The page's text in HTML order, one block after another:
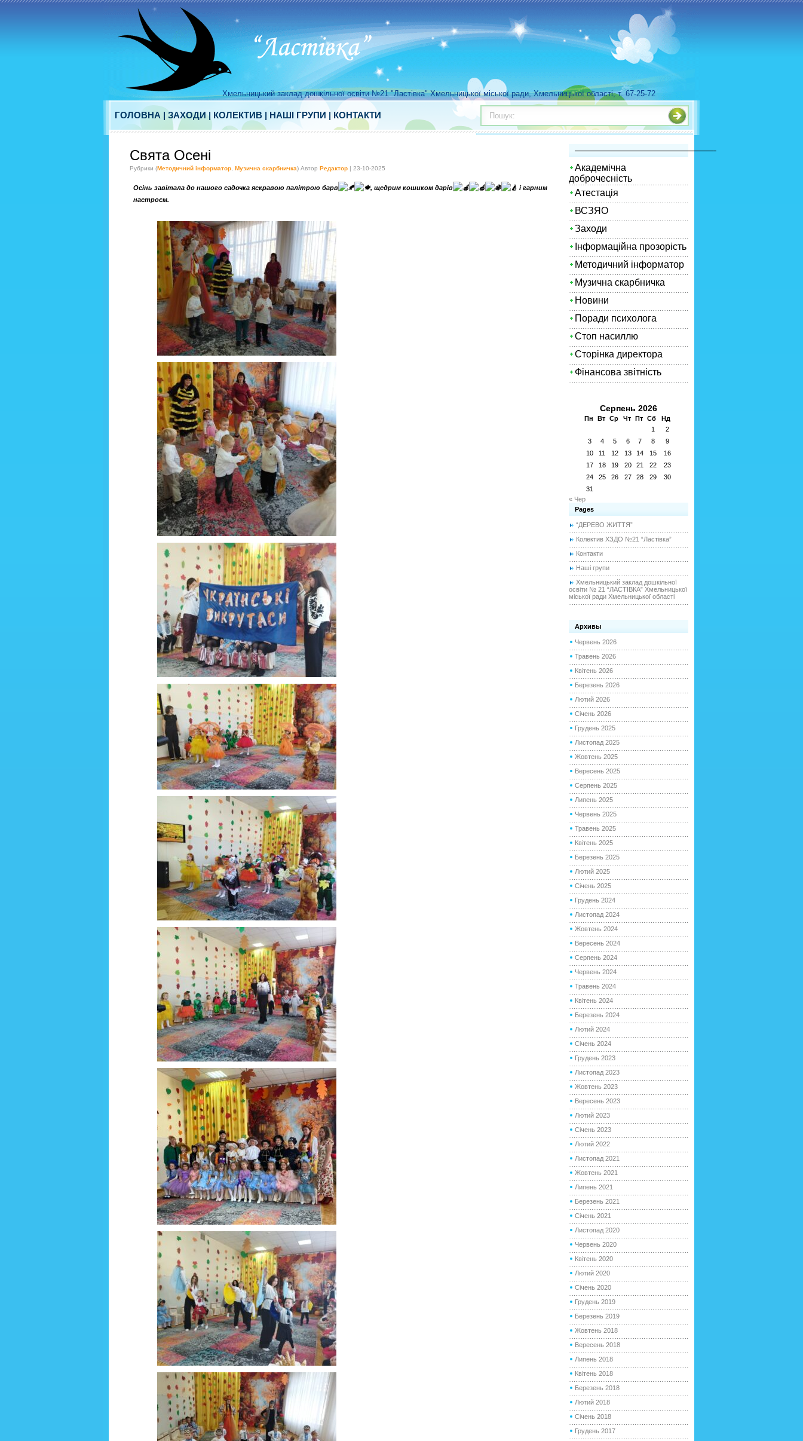
Хмельницький заклад дошкільної освіти №21 "Ластівка" Хмельницької міської ради, Хмельницької області, т. 67-25-72
ГОЛОВНА | ЗАХОДИ | КОЛЕКТИВ | НАШІ ГРУПИ | КОНТАКТИ Пошук:
Свята Осені
Рубрики (Методичний інформатор Музична скарбничка) Автор Редактор | 23-10-2025
Осінь завітала до нашого садочка яскравою палітрою барв , щедрим кошиком дарів
і гарним
настроєм.
—————————————————————–
Академічна
доброчесність
Атестація
ВСЗЯО
Заходи
Інформаційна прозорість
Методичний інформатор
Музична скарбничка
Новини
Поради психолога
Стоп насиллю
Сторінка директора
Фінансова звітність
Серпень 2026
Пн Вт Ср Чт Пт Сб
Нд
1
2
3
4 5 6 7 8
9
10
11 12 13 14 15
16
17
18 19 20 21 22
23
24
25 26 27 28 29
30
31
« Чер
Pages
“ДЕРЕВО ЖИТТЯ”
Колектив ХЗДО №21 “Ластівка”
Контакти
Наші групи
Хмельницький заклад дошкільної
освіти № 21 “ЛАСТІВКА” Хмельницької
міської ради Хмельницької області
Архивы
Червень 2026
Травень 2026
Квітень 2026
Березень 2026
Лютий 2026
Січень 2026
Грудень 2025
Листопад 2025
Жовтень 2025
Вересень 2025
Серпень 2025
Липень 2025
Червень 2025
Травень 2025
Квітень 2025
Березень 2025
Лютий 2025
Січень 2025
Грудень 2024
Листопад 2024
Жовтень 2024
Вересень 2024
Серпень 2024
Червень 2024
Травень 2024
Квітень 2024
Березень 2024
Лютий 2024
Січень 2024
Грудень 2023
Листопад 2023
Жовтень 2023
Вересень 2023
Лютий 2023
Січень 2023
Лютий 2022
Листопад 2021
Жовтень 2021
Липень 2021
Березень 2021
Січень 2021
Листопад 2020
Червень 2020
Квітень 2020
Лютий 2020
Січень 2020
Грудень 2019
Березень 2019
Жовтень 2018
Вересень 2018
Липень 2018
Квітень 2018
Березень 2018
Лютий 2018
Січень 2018
Грудень 2017